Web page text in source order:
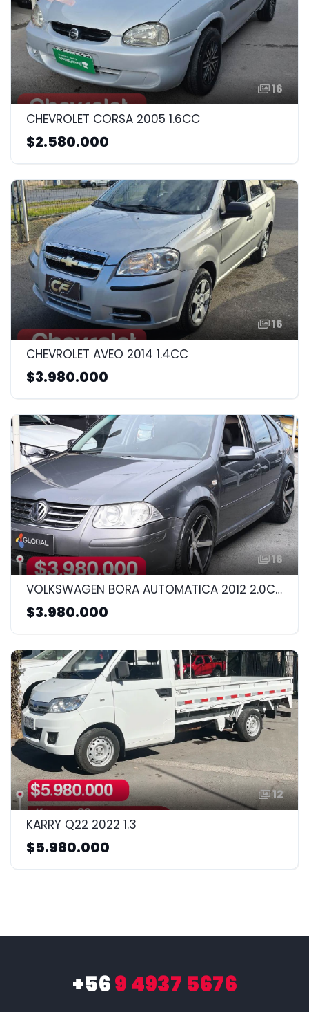
16
CHEVROLET CORSA 2005 1.6CC
$2.580.000
16
CHEVROLET AVEO 2014 1.4CC
$3.980.000
16
VOLKSWAGEN BORA AUTOMATICA 2012 2.0CC
$3.980.000
12
KARRY Q22 2022 1.3
$5.980.000
+569 4937 5676